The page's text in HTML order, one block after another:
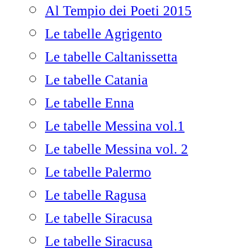
Al Tempio dei Poeti 2015
Le tabelle Agrigento
Le tabelle Caltanissetta
Le tabelle Catania
Le tabelle Enna
Le tabelle Messina vol.1
Le tabelle Messina vol. 2
Le tabelle Palermo
Le tabelle Ragusa
Le tabelle Siracusa
Le tabelle Siracusa